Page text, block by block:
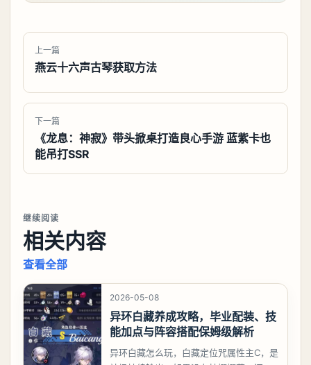
上一篇
燕云十六声古琴获取方法
下一篇
《龙息：神寂》带头掀桌打造良心手游 蓝紫卡也
能吊打SSR
继续阅读
相关内容
查看全部
2026-05-08
异环白藏养成攻略，毕业配装、技
能加点与阵容搭配保姆级解析
异环白藏怎么玩，白藏定位咒属性主C，是